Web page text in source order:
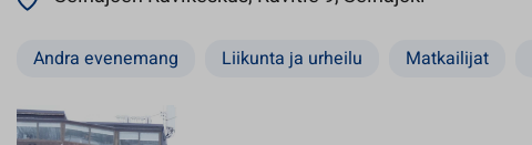
Andra evenemang Liikunta ja urheilu Matkailijat